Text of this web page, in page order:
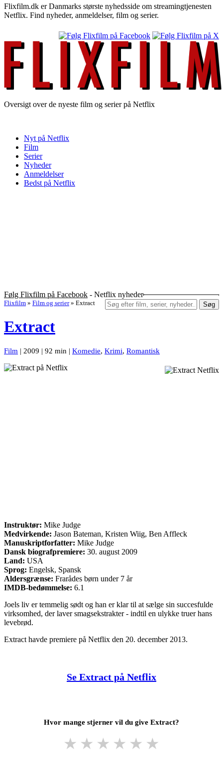
Flixfilm.dk er Danmarks største nyhedsside om streamingtjenesten
Netflix. Find nyheder, anmeldelser, film og serier.
Oversigt over de nyeste film og serier på Netflix
Nyt på Netflix
Film
Serier
Nyheder
Anmeldelser
Bedst på Netflix
Følg Flixfilm på Facebook - Netflix nyheder
Søg
Flixfilm » Film og serier » Extract
Extract
Film | 2009 | 92 min | Komedie, Krimi, Romantisk
Instruktør: Mike Judge
Medvirkende: Jason Bateman, Kristen Wiig, Ben Affleck
Manuskriptforfatter: Mike Judge
Dansk biografpremiere: 30. august 2009
Land: USA
Sprog: Engelsk, Spansk
Aldersgrænse: Frarådes børn under 7 år
IMDB-bedømmelse: 6.1
Joels liv er temmelig sødt og han er klar til at sælge sin succesfulde
virksomhed, der laver smagsekstrakter - indtil en ulykke truer hans
levebrød.
Extract havde premiere på Netflix den 20. december 2013.
Se Extract på Netflix
Hvor mange stjerner vil du give Extract?
★ ★ ★ ★ ★ ★